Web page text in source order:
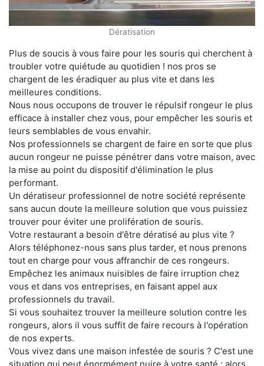
Dératisation
Plus de soucis à vous faire pour les souris qui cherchent à
troubler votre quiétude au quotidien ! nos pros se
chargent de les éradiquer au plus vite et dans les
meilleures conditions.
Nous nous occupons de trouver le répulsif rongeur le plus
efficace à installer chez vous, pour empêcher les souris et
leurs semblables de vous envahir.
Nos professionnels se chargent de faire en sorte que plus
aucun rongeur ne puisse pénétrer dans votre maison, avec
la mise au point du dispositif d'élimination le plus
performant.
Un dératiseur professionnel de notre société représente
sans aucun doute la meilleure solution que vous puissiez
trouver pour éviter une prolifération de souris.
Votre restaurant a besoin d'être dératisé au plus vite ?
Alors téléphonez-nous sans plus tarder, et nous prenons
tout en charge pour vous affranchir de ces rongeurs.
Empêchez les animaux nuisibles de faire irruption chez
vous et dans vos entreprises, en faisant appel aux
professionnels du travail.
Si vous souhaitez trouver la meilleure solution contre les
rongeurs, alors il vous suffit de faire recours à l'opération
de nos experts.
Vous vivez dans une maison infestée de souris ? C'est une
situation qui peut énormément nuire à votre santé ; alors